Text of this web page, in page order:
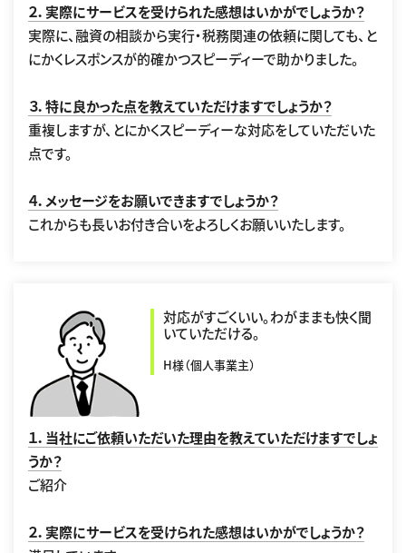
２．実際にサービスを受けられた感想はいかがでしょうか？
実際に、融資の相談から実行・税務関連の依頼に関しても、と
にかくレスポンスが的確かつスピーディーで助かりました。
３．特に良かった点を教えていただけますでしょうか？
重複しますが、とにかくスピーディーな対応をしていただいた
点です。
４．メッセージをお願いできますでしょうか？
これからも長いお付き合いをよろしくお願いいたします。
対応がすごくいい。わがままも快く聞
いていただける。
H様（個人事業主）
１．当社にご依頼いただいた理由を教えていただけますでしょ
うか？
ご紹介
２．実際にサービスを受けられた感想はいかがでしょうか？